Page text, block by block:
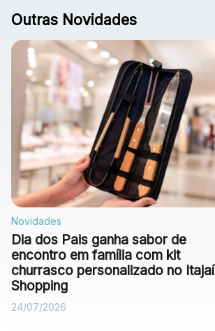
Outras Novidades
Novidades
Dia dos Pais ganha sabor de
encontro em família com kit
churrasco personalizado no Itajaí
Shopping
24/07/2026